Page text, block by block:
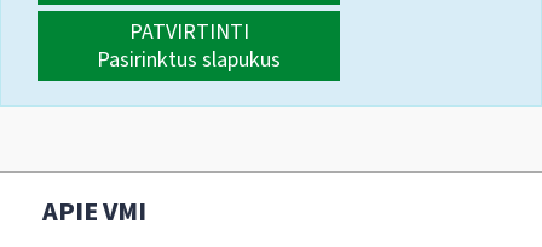
PATVIRTINTI
Pasirinktus slapukus
APIE VMI